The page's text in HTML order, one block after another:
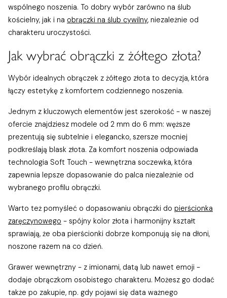
wspólnego noszenia. To dobry wybór zarówno na ślub
kościelny, jak i na obrączki na ślub cywilny, niezależnie od
charakteru uroczystości.
Jak wybrać obrączki z żółtego złota?
Wybór idealnych obrączek z żółtego złota to decyzja, która
łączy estetykę z komfortem codziennego noszenia.
Jednym z kluczowych elementów jest szerokość - w naszej
ofercie znajdziesz modele od 2 mm do 6 mm: węższe
prezentują się subtelnie i elegancko, szersze mocniej
podkreślają blask złota. Za komfort noszenia odpowiada
technologia Soft Touch - wewnętrzna soczewka, która
zapewnia lepsze dopasowanie do palca niezależnie od
wybranego profilu obrączki.
Warto też pomyśleć o dopasowaniu obrączki do pierścionka
zaręczynowego - spójny kolor złota i harmonijny kształt
sprawiają, że oba pierścionki dobrze komponują się na dłoni,
noszone razem na co dzień.
Grawer wewnętrzny - z imionami, datą lub nawet emoji -
dodaje obrączkom osobistego charakteru. Możesz go dodać
także po zakupie, np. gdy pojawi się data ważnego